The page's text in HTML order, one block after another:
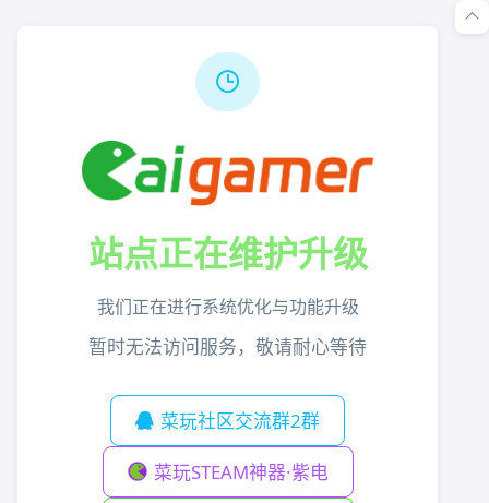
站点正在维护升级
我们正在进行系统优化与功能升级
暂时无法访问服务，敬请耐心等待
菜玩社区交流群2群
菜玩STEAM神器·紫电